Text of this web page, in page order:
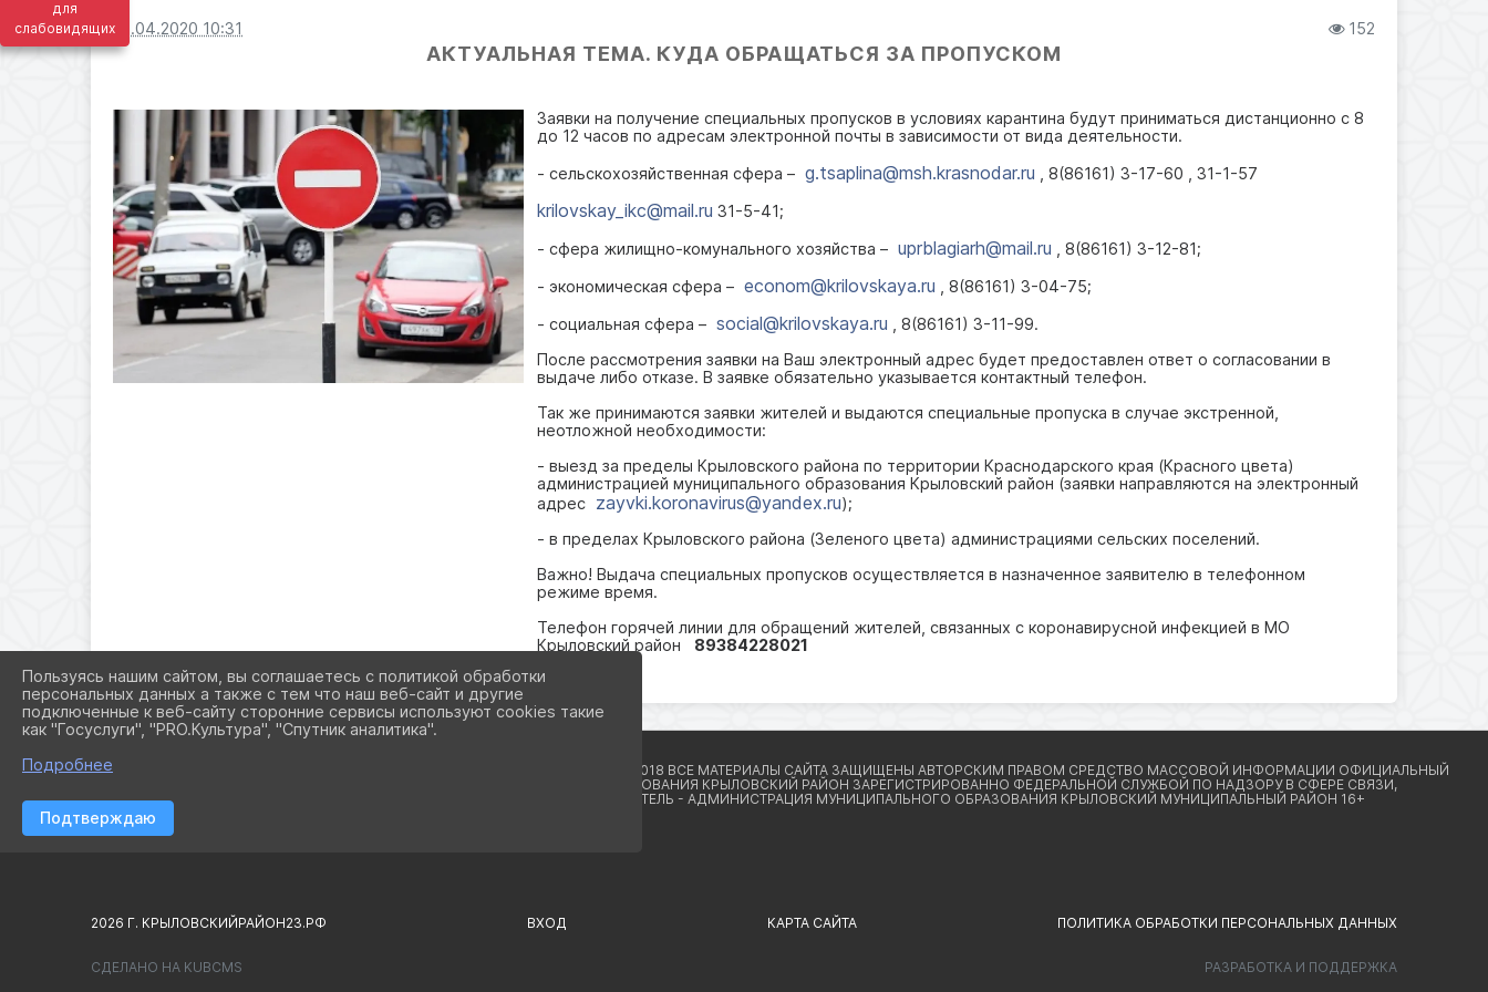
для
слабовидящих15.04.2020 10:31 152
АКТУАЛЬНАЯ ТЕМА. КУДА ОБРАЩАТЬСЯ ЗА ПРОПУСКОМ
Заявки на получение специальных пропусков в условиях карантина будут приниматься дистанционно с 8
до 12 часов по адресам электронной почты в зависимости от вида деятельности.
- сельскохозяйственная сфера – g.tsaplina@msh.krasnodar.ru , 8(86161) 3-17-60 , 31-1-57
krilovskay_ikc@mail.ru 31-5-41;
- сфера жилищно-комунального хозяйства – uprblagiarh@mail.ru , 8(86161) 3-12-81;
- экономическая сфера – econom@krilovskaya.ru , 8(86161) 3-04-75;
- социальная сфера – social@krilovskaya.ru , 8(86161) 3-11-99.
После рассмотрения заявки на Ваш электронный адрес будет предоставлен ответ о согласовании в
выдаче либо отказе. В заявке обязательно указывается контактный телефон.
Так же принимаются заявки жителей и выдаются специальные пропуска в случае экстренной,
неотложной необходимости:
- выезд за пределы Крыловского района по территории Краснодарского края (Красного цвета)
администрацией муниципального образования Крыловский район (заявки направляются на электронный
адрес zayvki.koronavirus@yandex.ru);
- в пределах Крыловского района (Зеленого цвета) администрациями сельских поселений.
Важно! Выдача специальных пропусков осуществляется в назначенное заявителю в телефонном
режиме время.
Телефон горячей линии для обращений жителей, связанных с коронавирусной инфекцией в МО
Крыловский район 89384228021
2026 Г. КРЫЛОВСКИЙРАЙОН23.РФ ВХОД КАРТА САЙТА ПОЛИТИКА ОБРАБОТКИ ПЕРСОНАЛЬНЫХ ДАННЫХ
СДЕЛАНО НА KUBCMS РАЗРАБОТКА И ПОДДЕРЖКА
Пользуясь нашим сайтом, вы соглашаетесь с политикой обработки
персональных данных а также с тем что наш веб-сайт и другие
подключенные к веб-сайту сторонние сервисы используют cookies такие
как "Госуслуги", "PRO.Культура", "Спутник аналитика".
Подробнее
Подтверждаю